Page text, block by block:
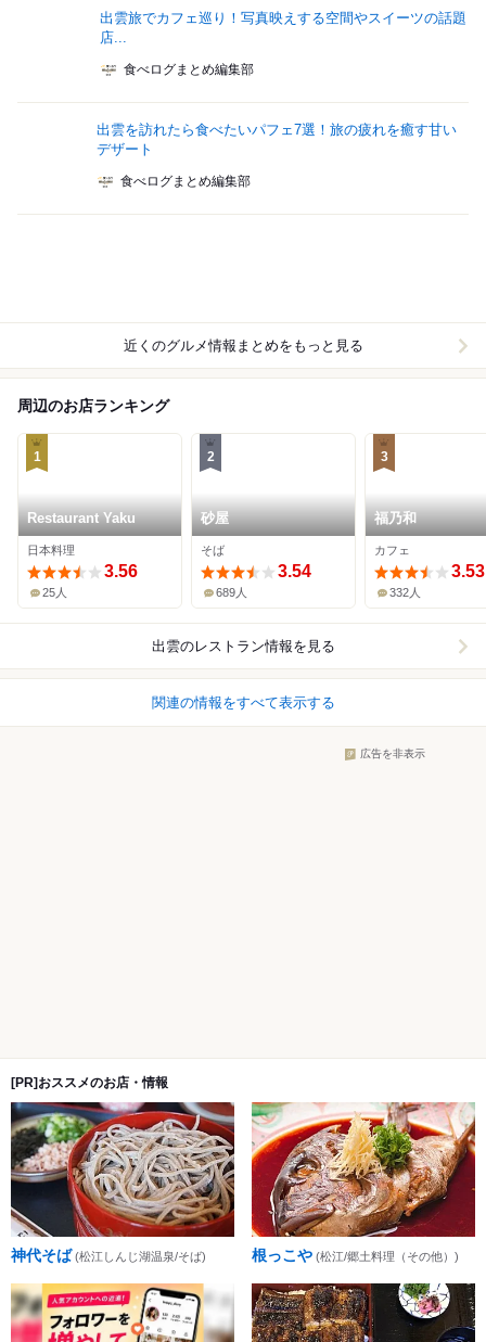
出雲旅でカフェ巡り！写真映えする空間やスイーツの話題
店...
食べログまとめ編集部
出雲を訪れたら食べたいパフェ7選！旅の疲れを癒す甘い
デザート
食べログまとめ編集部
近くのグルメ情報まとめをもっと見る
周辺のお店ランキング
1
Restaurant Yaku
日本料理
3.56
25人
2
砂屋
そば
3.54
689人
3
福乃和
カフェ
3.53
332人
出雲のレストラン情報を見る
関連の情報をすべて表示する
広告を非表示
[PR]おススメのお店・情報
神代そば (松江しんじ湖温泉/そば) 根っこや (松江/郷土料理（その他）)